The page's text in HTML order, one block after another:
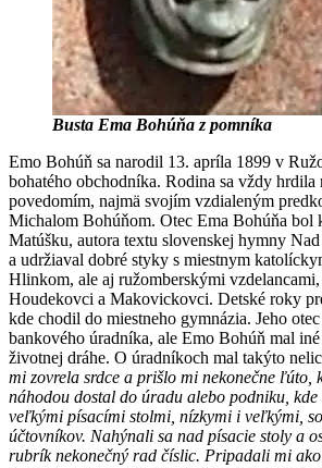
Busta Ema Bohúňa z pomníka
Emo Bohúň sa narodil 13. apríla 1899 v
bohatého obchodníka. Rodina sa vždy hrdila
povedomím, najmä svojím vzdialeným
Michalom Bohúňom. Otec Ema Bohúňa bol
Matúšku, autora textu slovenskej hymny
a udržiaval dobré styky s miestnym
Hlinkom, ale aj ružomberskými
Houdekovci a Makovickovci. Detské roky
kde chodil do miestneho gymnázia. Jeho
bankového úradníka, ale Emo Bohúň mal
životnej dráhe. O úradníkoch mal takýto
mi zovrela srdce a prišlo mi nekonečne ľúto,
náhodou dostal do úradu alebo podniku, kde
veľkými písacími stolmi, nízkymi i veľkými,
účtovníkov. Nahýnali sa nad písacie stoly a
rubrík nekonečný rad číslic. Pripadali mi